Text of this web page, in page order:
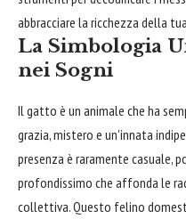
abbracciare la ricchezza della
La Simbologia
nei Sogni
Il gatto è un animale che ha
grazia, mistero e un'innata
presenza è raramente casuale,
profondissimo che affonda le
collettiva. Questo felino